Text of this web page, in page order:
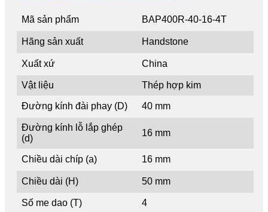
Mã sản phẩm BAP400R-40-16-4T
Hãng sản xuất Handstone
Xuất xứ China
Vật liệu Thép hợp kim
Đường kính đài phay (D) 40 mm
Đường kính lỗ lắp ghép
(d)
16 mm
Chiều dài chíp (a) 16 mm
Chiều dài (H) 50 mm
Số me dao (T) 4